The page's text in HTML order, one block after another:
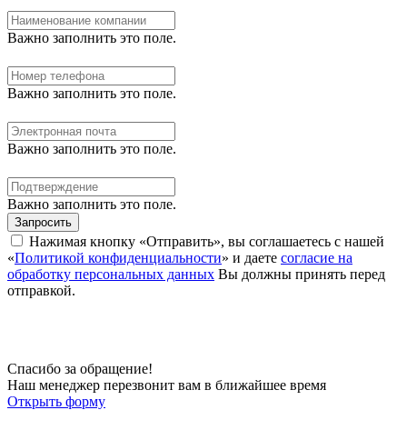
Важно заполнить это поле.
Важно заполнить это поле.
Важно заполнить это поле.
Важно заполнить это поле.
Запросить
Нажимая кнопку «Отправить», вы соглашаетесь с нашей
«Политикой конфиденциальности» и даете согласие на
обработку персональных данных Вы должны принять перед
отправкой.
Спасибо за обращение!
Наш менеджер перезвонит вам в ближайшее время
Открыть форму